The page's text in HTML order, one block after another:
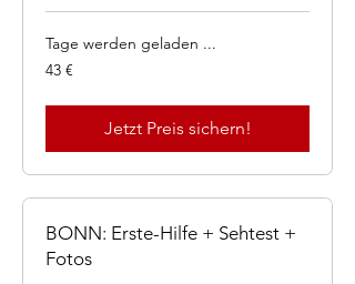
Tage werden geladen ...
43
Euro
43 €
Jetzt Preis sichern!
BONN: Erste-Hilfe + Sehtest +
Fotos